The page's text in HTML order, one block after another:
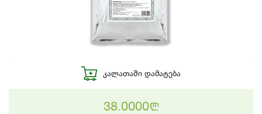
ᲙᲐᲚᲐᲗᲐᲨᲘ ᲓᲐᲛᲐᲢᲔᲑᲐ
38.0000n